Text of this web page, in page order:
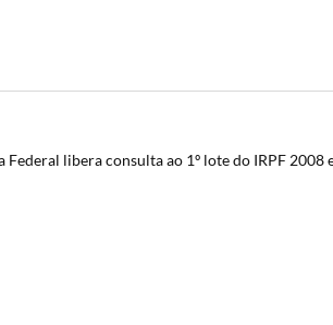
Federal libera consulta ao 1º lote do IRPF 2008